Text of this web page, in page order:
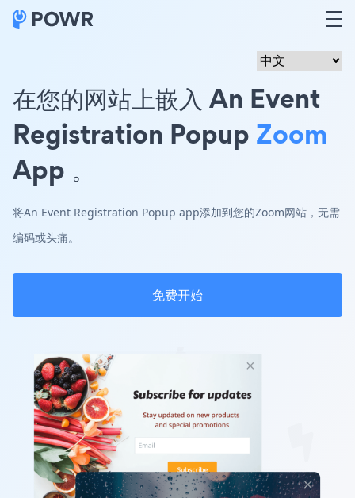
在您的网站上嵌入 An Event
Registration Popup Zoom
App 。
将An Event Registration Popup app添加到您的Zoom网站，无需
编码或头痛。
免费开始